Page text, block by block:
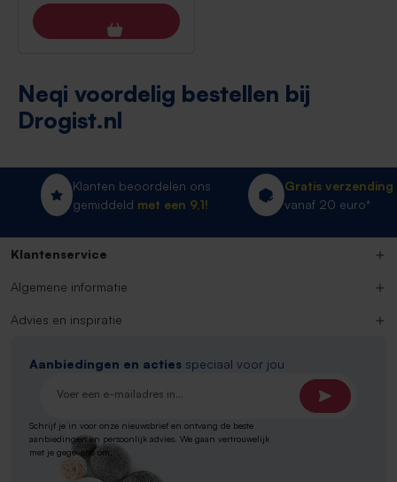
Neqi voordelig bestellen bij
Drogist.nl
Klanten beoordelen ons
gemiddeld met een 9,1!
Gratis verzending
vanaf 20 euro*
Klantenservice
Algemene informatie
Advies en inspiratie
Aanbiedingen en acties speciaal voor jou
E-mailadres*
Schrijf je in voor onze nieuwsbrief en ontvang de beste
aanbiedingen en persoonlijk advies. We gaan vertrouwelijk
met je gegevens om.